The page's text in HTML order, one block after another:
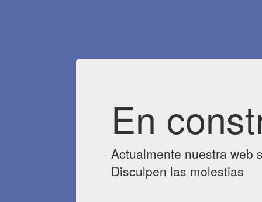
En
Actualmente nuestra web
Disculpen las molestias